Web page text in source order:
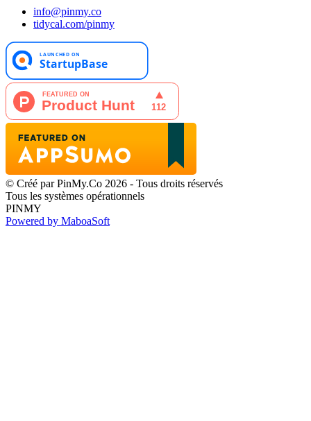
info@pinmy.co
tidycal.com/pinmy
© Créé par PinMy.Co 2026 - Tous droits réservés
Tous les systèmes opérationnels
PINMY
Powered by MaboaSoft